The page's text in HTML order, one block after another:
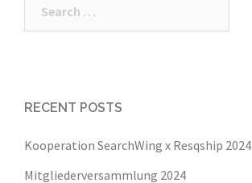
RECENT POSTS
Kooperation SearchWing x Resqship 2024
Mitgliederversammlung 2024